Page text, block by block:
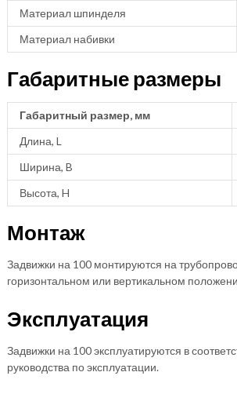
Материал шпинделя
Материал набивки
Габаритные размеры
Габаритный размер, мм
Длина, L
Ширина, B
Высота, H
Монтаж
Задвижки на 100 монтируются на
горизонтальном или вертикальном
Эксплуатация
Задвижки на 100 эксплуатируются в
руководства по эксплуатации.